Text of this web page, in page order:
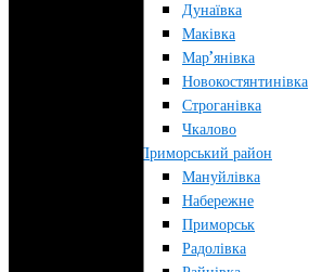
Дунаївка
Маківка
Мар’янівка
Новокостянтинівка
Строганівка
Чкалово
Приморський район
Мануйлівка
Набережне
Приморськ
Радолівка